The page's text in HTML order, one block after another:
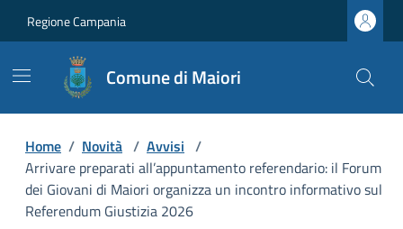
Regione Campania
Comune di Maiori
Home / Novità / Avvisi /
Arrivare preparati all’appuntamento referendario: il Forum
dei Giovani di Maiori organizza un incontro informativo sul
Referendum Giustizia 2026